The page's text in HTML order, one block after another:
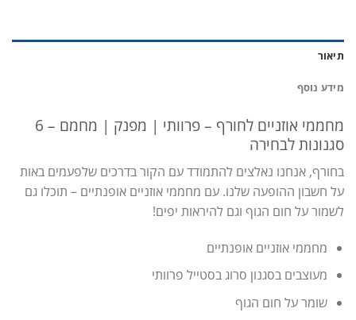
תיאור
מידע נוסף
מחממי אוזניים לחורף – פרוותי | מפנק | מחמם – 6
סגנונות לבחירה
בחורף, אנחנו נאלצים להתמודד עם הקור בדרכים שלפעמים באות
על חשבון ההופעה שלנו. עם מחממי אוזניים אופנתיים – תוכלו גם
לשמור על חום הגוף וגם להיראות יפים!
מחממי אוזניים אופנתיים
מעוצבים בסגנון סרוג בסטייל פרוותי
שומר על חום הגוף